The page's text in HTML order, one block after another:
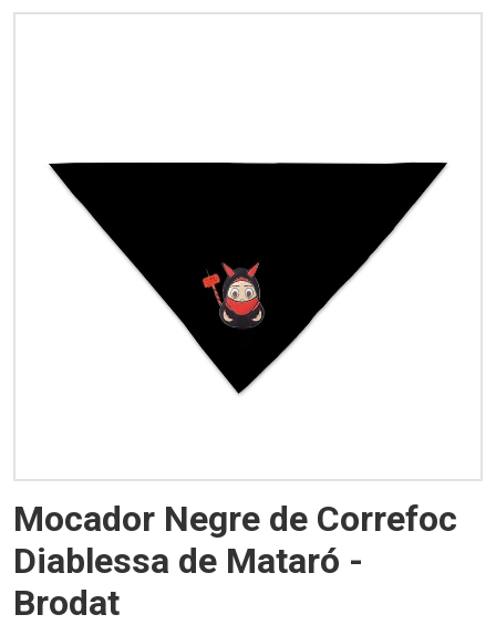
Mocador Negre de Correfoc
Diablessa de Mataró -
Brodat